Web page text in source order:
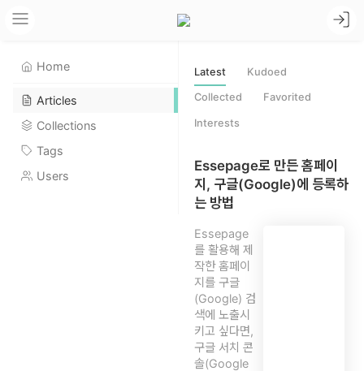
Home
Articles
Collections
Tags
Users
Latest Kudoed
Collected Favorited
Interests
Essepage로 만든 홈페이
지, 구글(Google)에 등록하
는 방법
Essepage
를 활용해 제
작한 홈페이
지를 구글
(Google) 검
색에 노출시
키고 싶다면,
구글 서치 콘
솔(Google